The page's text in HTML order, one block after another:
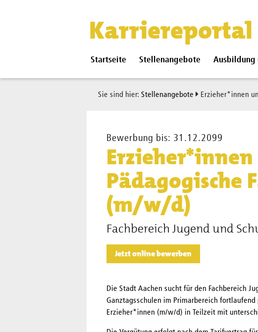
Karriereportal
Startseite Stellenangebote Ausbildung
Sie sind hier: Stellenangebote Erzieher*innen
Bewerbung bis: 31.12.2099
Pädagogische
(m/w/d)
Fachbereich Jugend und
Jetzt online bewerben
Die Stadt Aachen sucht für den Fachbereich
Ganztagsschulen im Primarbereich
Erzieher*innen (m/w/d) in Teilzeit mit